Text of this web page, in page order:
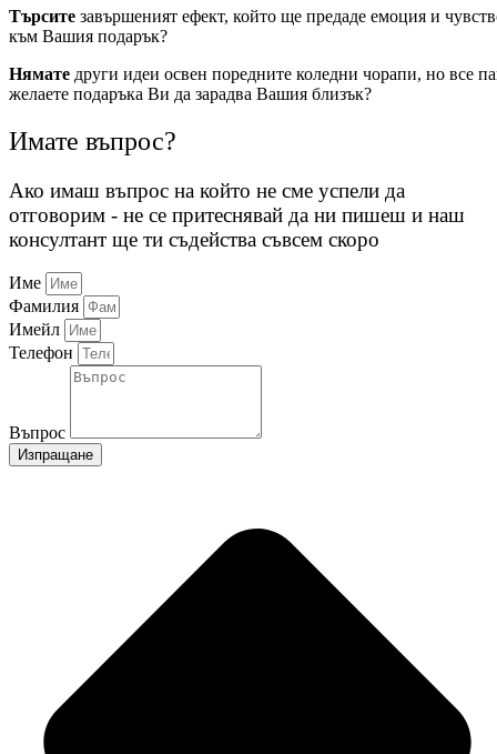
Търсите завършеният ефект, който ще предаде емоция и
към Вашия подарък?
Нямате други идеи освен поредните коледни чорапи, но все
желаете подаръка Ви да зарадва Вашия близък?
Имате въпрос?
Ако имаш въпрос на който не сме успели да
отговорим - не се притеснявай да ни пишеш и наш
консултант ще ти съдейства съвсем скоро
Име
Фамилия
Имейл
Телефон
Въпрос
Изпращане